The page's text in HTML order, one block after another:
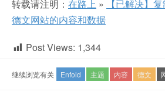
转载请注明： 在路上 »
【已解决】
德文网站的内容和数据
Post Views: 1,344
继续浏览有关 Enfold 主题 内容 德文